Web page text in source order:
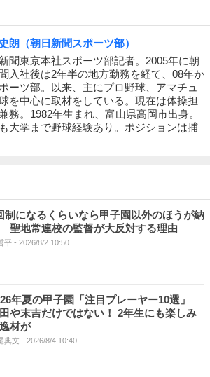
朗（朝日新聞スポーツ部）
聞東京本社スポーツ部記者。2005年に朝
入社後は2年半の地方勤務を経て、08年か
ーツ部。以来、主にプロ野球、アマチュ
を中心に取材をしている。現在は体操担
務。1982年生まれ、富山県高岡市出身。
大学まで野球経験あり。ポジションは捕
制になるくらいなら甲子園以外のほうが納
聖地常連校の監督が大反対する理由
平 - 2026/8/2 10:50
年夏の甲子園「注目プレーヤー10選」
や末吉だけではない！ 2年生にも楽しみ
材が
典文 - 2026/8/4 10:40